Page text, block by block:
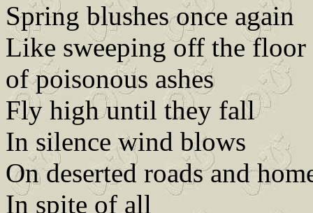
Spring blushes once again
Like sweeping off the floor
of poisonous ashes
Fly high until they fall
In silence wind blows
On deserted roads and
In spite of all